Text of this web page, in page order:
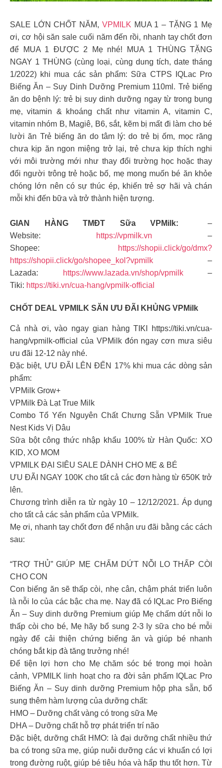
SALE LỚN CHỐT NĂM, VPMILK MUA 1 – TẶNG 1 Mẹ
ơi, cơ hội săn sale cuối năm đến rồi, nhanh tay chốt đơn
để MUA 1 ĐƯỢC 2 Mẹ nhé! MUA 1 THÙNG TẶNG
NGAY 1 THÙNG (cùng loại, cùng dung tích, date tháng
1/2022) khi mua các sản phẩm: Sữa CTPS IQLac Pro
Biếng Ăn – Suy Dinh Dưỡng Premium 110ml. Trẻ biếng
ăn do bệnh lý: trẻ bị suy dinh dưỡng ngay từ trong bụng
mẹ, vitamin & khoáng chất như vitamin A, vitamin C,
vitamin nhóm B, Magiê, B6, sắt, kẽm bị mất đi làm cho bé
lười ăn Trẻ biếng ăn do tâm lý: do trẻ bị ốm, mọc răng
chưa kịp ăn ngon miệng trở lại, trẻ chưa kịp thích nghi
với môi trường mới như thay đổi trường học hoặc thay
đổi người trông trẻ hoặc bố, mẹ mong muốn bé ăn khỏe
chóng lớn nên có sự thúc ép, khiến trẻ sợ hãi và chán
mỗi khi đến bữa và trở thành hiện tượng.
GIAN HÀNG TMĐT Sữa VPMilk:
–
Website:
https://vpmilk.vn –
Shopee:
https://shopii.click/go/dmx?
https://shopii.click/go/shopee_kol?vpmilk –
Lazada:
https://www.lazada.vn/shop/vpmilk–
Tiki: https://tiki.vn/cua-hang/vpmilk-official
CHỐT DEAL VPMILK SĂN ƯU ĐÃI KHỦNG VPMilk
Cả nhà ơi, vào ngay gian hàng TIKI https://tiki.vn/cua-
hang/vpmilk-official của VPMilk đón ngay cơn mưa siêu
ưu đãi 12-12 này nhé.
Đặc biệt, ƯU ĐÃI LÊN ĐẾN 17% khi mua các dòng sản
phẩm:
VPMilk Grow+
VPMilk Đà Lạt True Milk
Combo Tổ Yến Nguyên Chất Chưng Sẵn VPMilk True
Nest Kids Vị Dâu
Sữa bột công thức nhập khẩu 100% từ Hàn Quốc: XO
KID, XO MOM
VPMILK ĐẠI SIÊU SALE DÀNH CHO MẸ & BÉ
ƯU ĐÃI NGAY 100K cho tất cả các đơn hàng từ 650K trở
lên.
Chương trình diễn ra từ ngày 10 – 12/12/2021. Áp dụng
cho tất cả các sản phẩm của VPMilk.
Mẹ ơi, nhanh tay chốt đơn để nhận ưu đãi bằng các cách
sau:
“TRỢ THỦ” GIÚP MẸ CHẤM DỨT NỖI LO THẤP CÒI
CHO CON
Con biếng ăn sẽ thấp còi, nhẹ cân, chậm phát triển luôn
là nỗi lo của các bậc cha mẹ. Nay đã có IQLac Pro Biếng
Ăn – Suy dinh dưỡng Premium giúp Mẹ chấm dứt nỗi lo
thấp còi cho bé, Mẹ hãy bổ sung 2-3 ly sữa cho bé mỗi
ngày để cải thiện chứng biếng ăn và giúp bé nhanh
chóng bắt kịp đà tăng trưởng nhé!
Để tiện lợi hơn cho Mẹ chăm sóc bé trong mọi hoàn
cảnh, VPMILK linh hoạt cho ra đời sản phẩm IQLac Pro
Biếng Ăn – Suy dinh dưỡng Premium hộp pha sẵn, bổ
sung thêm hàm lượng của dưỡng chất:
HMO – Dưỡng chất vàng có trong sữa Mẹ
DHA – Dưỡng chất hỗ trợ phát triển trí não
Đặc biệt, dưỡng chất HMO: là đại dưỡng chất nhiều thứ
ba có trong sữa mẹ, giúp nuôi dưỡng các vi khuẩn có lợi
trong đường ruột, giúp bé tiêu hóa và hấp thu tốt hơn. Từ